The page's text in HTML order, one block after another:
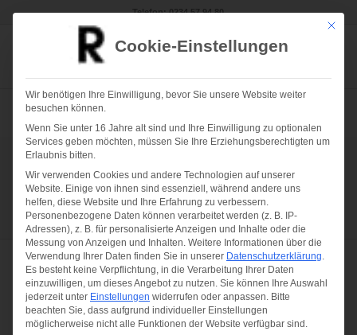
Telefon:0234 57 94 80
Rund-
um-
Service
Gebäudereinigung
Fassadenreinigung
GlasreinigungAußenanlageBodenversiegelung
Wir glänzen mit Leistung
Mit
Cookie-Einstellungen
Wir benötigen Ihre Einwilligung, bevor Sie unsere Website weiter
besuchen können.
Wenn Sie unter 16 Jahre alt sind und Ihre Einwilligung zu optionalen
Services geben möchten, müssen Sie Ihre Erziehungsberechtigten um
Erlaubnis bitten.
Wir verwenden Cookies und andere Technologien auf unserer
Website. Einige von ihnen sind essenziell, während andere uns
helfen, diese Website und Ihre Erfahrung zu verbessern.
Personenbezogene Daten können verarbeitet werden (z. B. IP-
Adressen), z. B. für personalisierte Anzeigen und Inhalte oder die
Messung von Anzeigen und Inhalten. Weitere Informationen über die
Verwendung Ihrer Daten finden Sie in unserer Datenschutzerklärung.
Es besteht keine Verpflichtung, in die Verarbeitung Ihrer Daten
einzuwilligen, um dieses Angebot zu nutzen. Sie können Ihre Auswahl
jederzeit unter Einstellungen widerrufen oder anpassen. Bitte
beachten Sie, dass aufgrund individueller Einstellungen
möglicherweise nicht alle Funktionen der Website verfügbar sind.